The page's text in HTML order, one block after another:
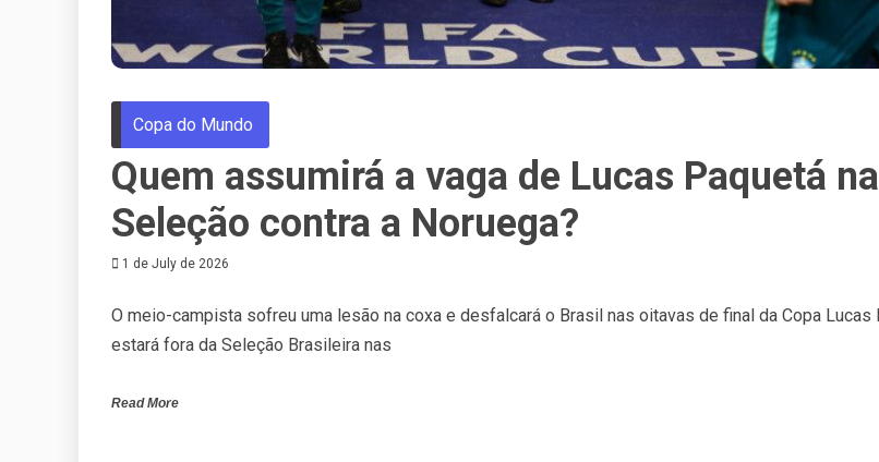
Copa do Mundo
Quem assumirá a vaga de Lucas Paquetá na
Seleção contra a Noruega?
1 de July de 2026
O meio-campista sofreu uma lesão na coxa e desfalcará o Brasil nas oitavas de final da Copa Lucas
estará fora da Seleção Brasileira nas
Read More